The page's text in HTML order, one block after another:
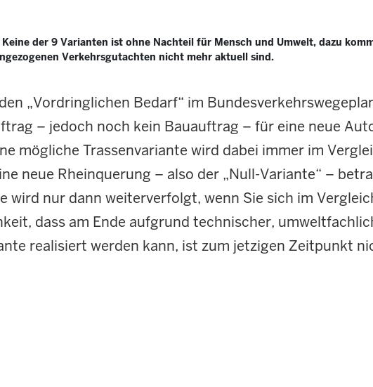
der 9 Varianten ist ohne Nachteil für Mensch und Umwelt, dazu
Verkehrsgutachten nicht mehr aktuell sind.
„Vordringlichen Bedarf“ im
– jedoch noch kein Bauauftrag – für eine neue
mögliche Trassenvariante wird dabei immer im
neue Rheinquerung – also der „Null-Variante“ –
wird nur dann weiterverfolgt, wenn Sie sich im
dass am Ende aufgrund technischer,
realisiert werden kann, ist zum jetzigen Zeitpunkt